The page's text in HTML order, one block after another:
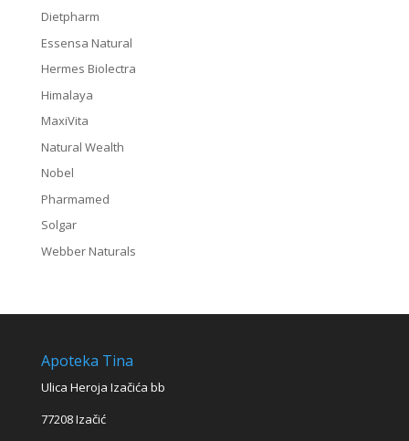
Dietpharm
Essensa Natural
Hermes Biolectra
Himalaya
MaxiVita
Natural Wealth
Nobel
Pharmamed
Solgar
Webber Naturals
Apoteka Tina
Ulica Heroja Izačića bb
77208 Izačić